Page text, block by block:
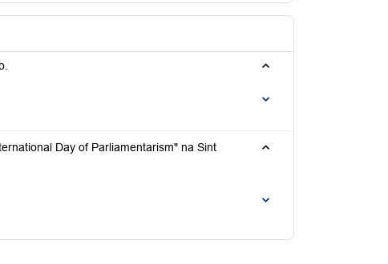
Day of Parliamentarism" na Sint